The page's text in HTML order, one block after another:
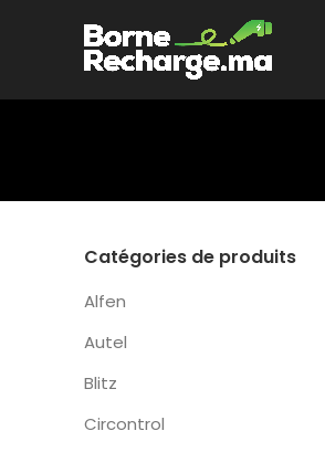
Catégories de produits
Alfen
Autel
Blitz
Circontrol